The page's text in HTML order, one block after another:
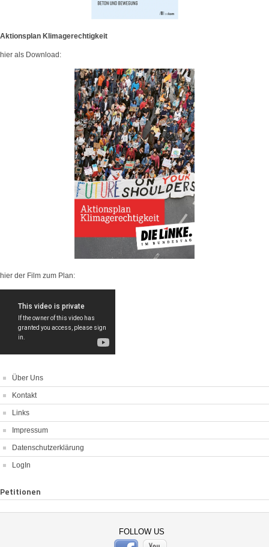
Aktionsplan Klimagerechtigkeit
hier als Download:
hier der Film zum Plan:
Über Uns
Kontakt
Links
Impressum
Datenschutzerklärung
LogIn
Petitionen
FOLLOW US